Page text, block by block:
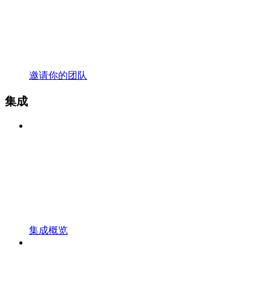
邀请你的团队
集成
集成概览